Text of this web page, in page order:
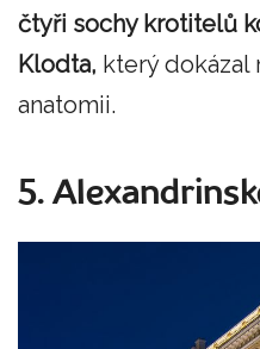
čtyři sochy krotitelů
Klodta, který dokázal
anatomii.
5.